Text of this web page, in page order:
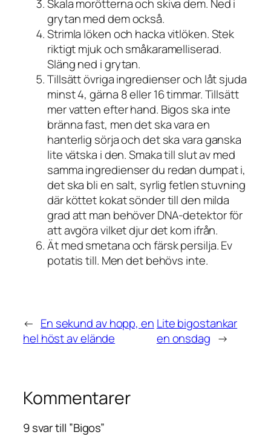
Skala morötterna och skiva dem. Ned i
grytan med dem också.
Strimla löken och hacka vitlöken. Stek
riktigt mjuk och småkaramelliserad.
Släng ned i grytan.
Tillsätt övriga ingredienser och låt sjuda
minst 4, gärna 8 eller 16 timmar. Tillsätt
mer vatten efter hand. Bigos ska inte
bränna fast, men det ska vara en
hanterlig sörja och det ska vara ganska
lite vätska i den. Smaka till slut av med
samma ingredienser du redan dumpat i,
det ska bli en salt, syrlig fetlen stuvning
där köttet kokat sönder till den milda
grad att man behöver DNA-detektor för
att avgöra vilket djur det kom ifrån.
Ät med smetana och färsk persilja. Ev
potatis till. Men det behövs inte.
← En sekund av hopp, en
hel höst av elände
Lite bigostankar
en onsdag →
Kommentarer
9 svar till ”Bigos”